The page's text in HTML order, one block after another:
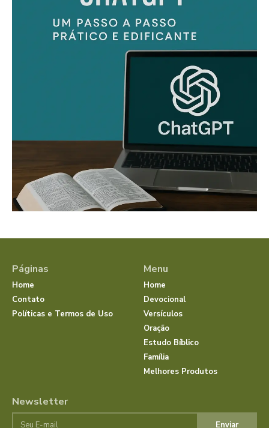
Páginas
Home
Contato
Políticas e Termos de Uso
Menu
Home
Devocional
Versículos
Oração
Estudo Bíblico
Família
Melhores Produtos
Newsletter
Enviar